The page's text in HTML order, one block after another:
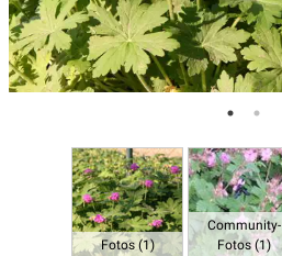
Fotos (1)
Community-
Fotos (1)